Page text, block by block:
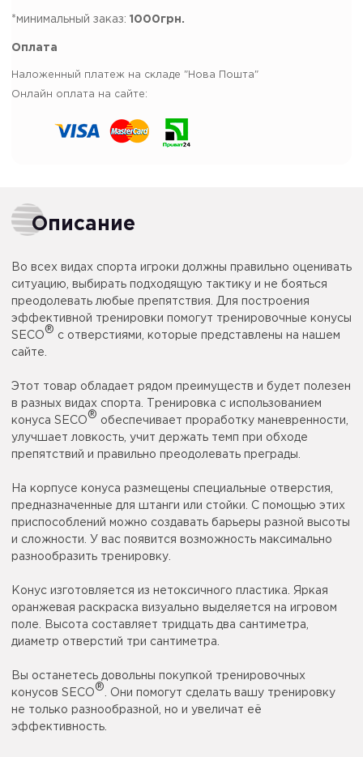
*минимальный заказ: 1000грн.
Оплата
Наложенный платеж на складе "Нова Пошта"
Онлайн оплата на сайте:
Описание
Во всех видах спорта игроки должны правильно оценивать
ситуацию, выбирать подходящую тактику и не бояться
преодолевать любые препятствия. Для построения
эффективной тренировки помогут тренировочные конусы
SECO
®
с отверстиями, которые представлены на нашем
сайте.
Этот товар обладает рядом преимуществ и будет полезен
в разных видах спорта. Тренировка с использованием
конуса SECO
®
обеспечивает проработку маневренности,
улучшает ловкость, учит держать темп при обходе
препятствий и правильно преодолевать преграды.
На корпусе конуса размещены специальные отверстия,
предназначенные для штанги или стойки. С помощью этих
приспособлений можно создавать барьеры разной высоты
и сложности. У вас появится возможность максимально
разнообразить тренировку.
Конус изготовляется из нетоксичного пластика. Яркая
оранжевая раскраска визуально выделяется на игровом
поле. Высота составляет тридцать два сантиметра,
диаметр отверстий три сантиметра.
Вы останетесь довольны покупкой тренировочных
конусов SECO
®
. Они помогут сделать вашу тренировку
не только разнообразной, но и увеличат её
эффективность.